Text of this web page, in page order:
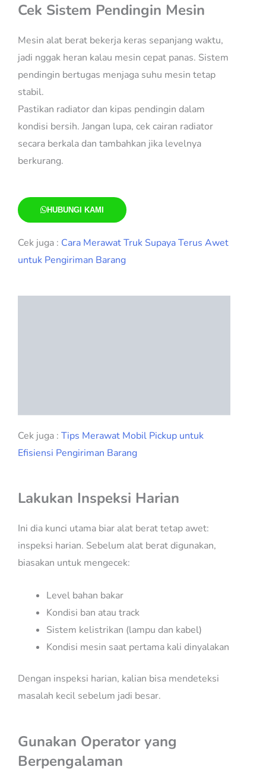
Cek Sistem Pendingin Mesin
Mesin alat berat bekerja keras sepanjang waktu,
jadi nggak heran kalau mesin cepat panas. Sistem
pendingin bertugas menjaga suhu mesin tetap
stabil.
Pastikan radiator dan kipas pendingin dalam
kondisi bersih. Jangan lupa, cek cairan radiator
secara berkala dan tambahkan jika levelnya
berkurang.
HUBUNGI KAMI
Cek juga : Cara Merawat Truk Supaya Terus Awet
untuk Pengiriman Barang
Cek juga : Tips Merawat Mobil Pickup untuk
Efisiensi Pengiriman Barang
Lakukan Inspeksi Harian
Ini dia kunci utama biar alat berat tetap awet:
inspeksi harian. Sebelum alat berat digunakan,
biasakan untuk mengecek:
Level bahan bakar
Kondisi ban atau track
Sistem kelistrikan (lampu dan kabel)
Kondisi mesin saat pertama kali dinyalakan
Dengan inspeksi harian, kalian bisa mendeteksi
masalah kecil sebelum jadi besar.
Gunakan Operator yang
Berpengalaman